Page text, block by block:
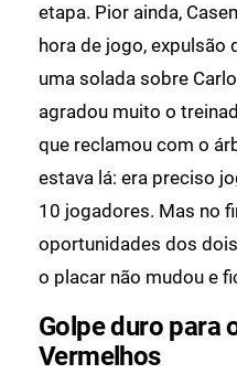
etapa. Pior ainda,
hora de jogo, expulsão
uma solada sobre
agradou muito o
que reclamou com o
estava lá: era preciso
10 jogadores. Mas no
oportunidades dos
o placar não mudou e
Golpe duro para
Vermelhos